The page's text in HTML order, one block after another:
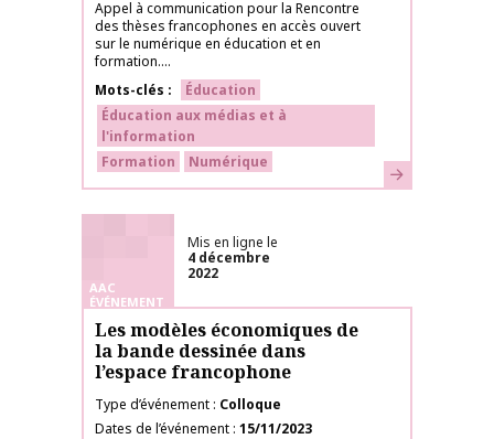
Appel à communication pour la Rencontre
des thèses francophones en accès ouvert
sur le numérique en éducation et en
formation....
Mots-clés
Éducation
Éducation aux médias et à
l'information
Formation
Numérique En savoir plus
AAC
ÉVÉNEMENT
Mis en ligne le
4 décembre
2022
Les modèles économiques de
la bande dessinée dans
l’espace francophone
Type d’événement Colloque
Dates de l’événement 15/11/2023